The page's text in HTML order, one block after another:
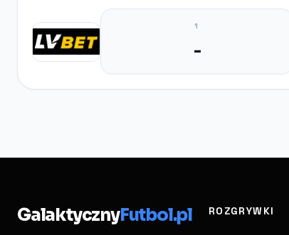
1
-
GalaktycznyFutbol.pl ROZGRYWKI